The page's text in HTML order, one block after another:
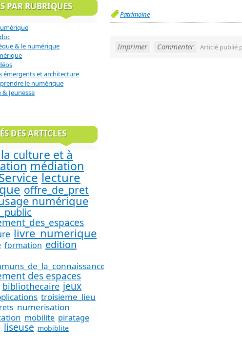
Patrimoine
Imprimer Commenter Articlé publié
PAR RUBRIQUES
& le numérique
émergents et architecture
le numérique
Jeunesse
DES ARTICLES
culture et à
médiation
lecture
offre_de_pret
numérique
livre_numerique
formation edition
des espaces
bibliothecaire jeux
troisieme_lieu
numerisation
mobilite piratage
liseuse mobiblite